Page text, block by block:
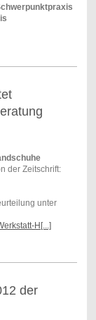
der Zeitschrift:
unter
H[...]
der